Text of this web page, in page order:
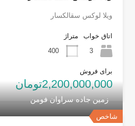
ویلا لوکس سقالکسار
اتاق خواب
3
متراژ
400
برای فروش
2,200,000,000تومان
شاخص
زمین جاده سراوان فومن